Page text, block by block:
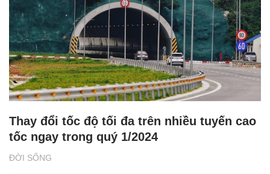
ĐỜI SỐNG
Thay đổi tốc độ tối đa trên nhiều tuyến cao
tốc ngay trong quý 1/2024